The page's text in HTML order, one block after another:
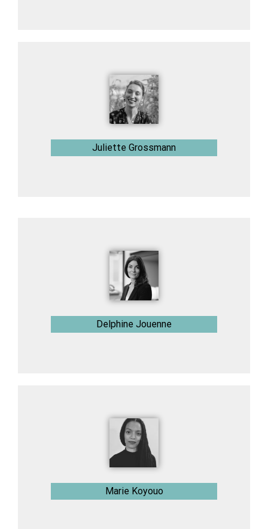
Juliette Grossmann
Delphine Jouenne
Marie Koyouo